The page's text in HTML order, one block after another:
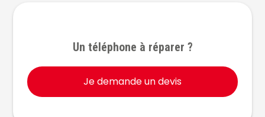
Un téléphone à réparer ?
Je demande un devis